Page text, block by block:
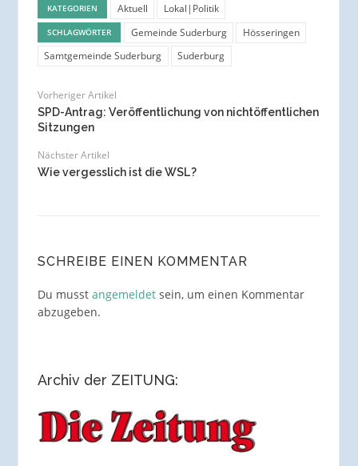
KATEGORIEN Aktuell Lokal|Politik
SCHLAGWÖRTER Gemeinde Suderburg
Hösseringen
Samtgemeinde Suderburg
Suderburg
Vorheriger Artikel
SPD-Antrag: Veröffentlichung von nichtöffentlichen
Sitzungen
Nächster Artikel
Wie vergesslich ist die WSL?
SCHREIBE EINEN KOMMENTAR
Du musst angemeldetsein, um einen Kommentar
abzugeben.
Archiv der ZEITUNG: